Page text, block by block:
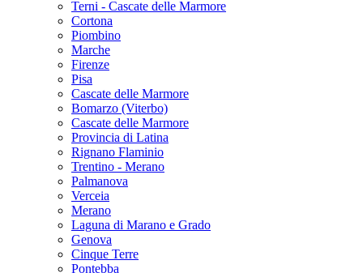
Terni - Cascate delle Marmore
Cortona
Piombino
Marche
Firenze
Pisa
Cascate delle Marmore
Bomarzo (Viterbo)
Cascate delle Marmore
Provincia di Latina
Rignano Flaminio
Trentino - Merano
Palmanova
Verceia
Merano
Laguna di Marano e Grado
Genova
Cinque Terre
Pontebba